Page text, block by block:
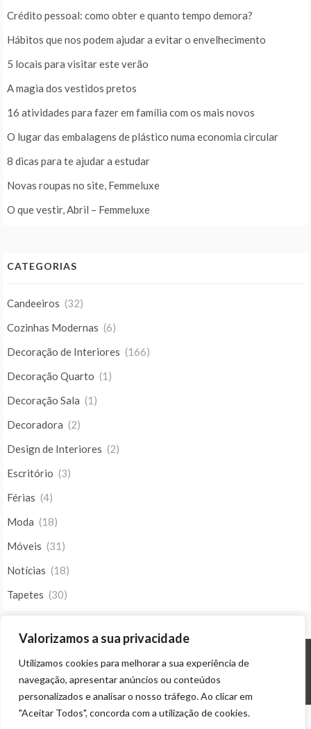
Valorizamos a sua privacidade
Utilizamos cookies para melhorar a sua experiência de
navegação, apresentar anúncios ou conteúdos
personalizados e analisar o nosso tráfego. Ao clicar em
"Aceitar Todos", concorda com a utilização de cookies.
Crédito pessoal: como obter e quanto tempo demora?
Hábitos que nos podem ajudar a evitar o envelhecimento
5 locais para visitar este verão
A magia dos vestidos pretos
16 atividades para fazer em família com os mais novos
O lugar das embalagens de plástico numa economia circular
8 dicas para te ajudar a estudar
Novas roupas no site, Femmeluxe
O que vestir, Abril – Femmeluxe
CATEGORIAS
Candeeiros (32)
Cozinhas Modernas (6)
Decoração de Interiores (166)
Decoração Quarto (1)
Decoração Sala (1)
Decoradora (2)
Design de Interiores (2)
Escritório (3)
Férias (4)
Moda (18)
Móveis (31)
Notícias (18)
Tapetes (30)